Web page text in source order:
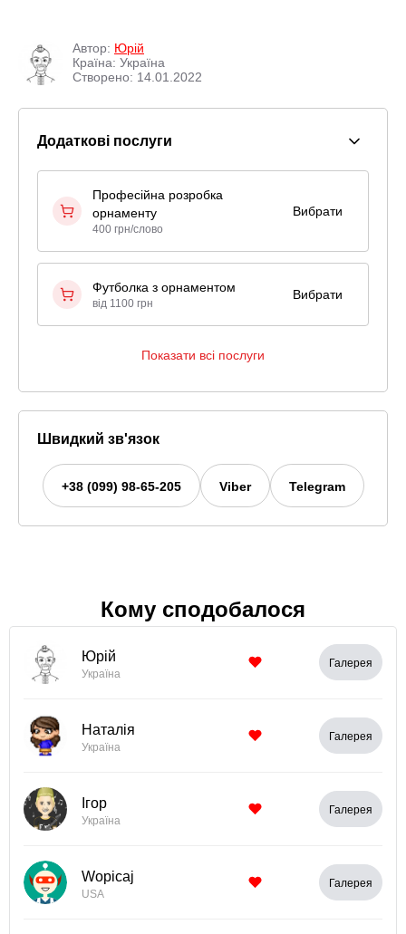
Автор: Юрій
Країна: Україна
Створено: 14.01.2022
Додаткові послуги
Професійна розробка
орнаменту
400 грн/слово
Вибрати
Футболка з орнаментом
від 1100 грн
Вибрати
Показати всі послуги
Швидкий зв'язок
+38 (099) 98-65-205 Viber Telegram
Кому сподобалося
Юрій
Україна
Галерея
Наталія
Україна
Галерея
Ігор
Україна
Галерея
Wopicaj
USA
Галерея